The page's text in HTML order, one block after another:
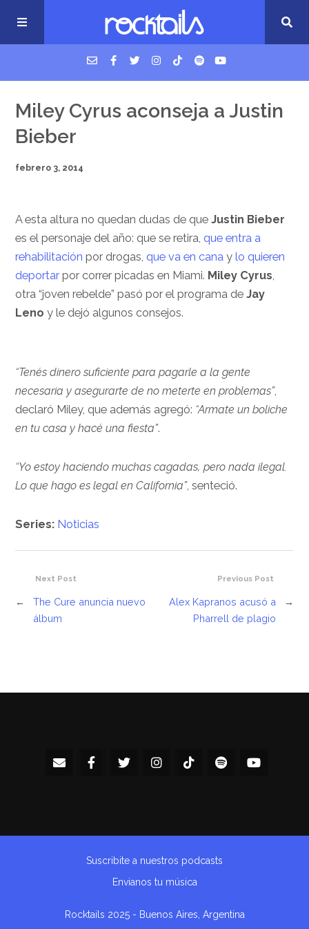
USM Podcast
Cigarrillos en la cama
Miley Cyrus aconseja a Justin
Bieber
febrero 3, 2014
A esta altura no quedan dudas de queJustin Bieber
es el personaje del año: que se retira,que entra a
rehabilitación por drogas,que va en cana ylo quieren
deportarpor correr picadas en Miami. Miley Cyrus,
otra “joven rebelde” pasó por el programa deJay
Leno y le dejó algunos consejos.
“Tenés dinero suficiente para pagarle a la gente
necesaria y asegurarte de no meterte en problemas”,
declaró Miley, que además agregó: “Armate un boliche
en tu casa y hacé una fiesta”.
“Yo estoy haciendo muchas cagadas, pero nada ilegal.
Lo que hago es legal en California”, senteció.
Series: Noticias
Previous Post
Alex Kapranos acusó a
Pharrell de plagio
→
Next Post
←
The Cure anuncia nuevo
álbum
Rocktails 2025 - Buenos Aires, Argentina
Suscribite a nuestros podcasts
Envianos tu música